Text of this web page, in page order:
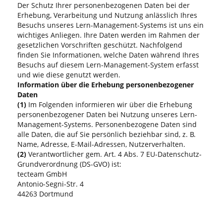
Der Schutz Ihrer personenbezogenen Daten bei der
Erhebung, Verarbeitung und Nutzung anlässlich Ihres
Besuchs unseres Lern-Management-Systems ist uns ein
wichtiges Anliegen. Ihre Daten werden im Rahmen der
gesetzlichen Vorschriften geschützt. Nachfolgend
finden Sie Informationen, welche Daten während Ihres
Besuchs auf diesem Lern-Management-System erfasst
und wie diese genutzt werden.
Information über die Erhebung personenbezogener
Daten
(1) Im Folgenden informieren wir über die Erhebung
personenbezogener Daten bei Nutzung unseres Lern-
Management-Systems. Personenbezogene Daten sind
alle Daten, die auf Sie persönlich beziehbar sind, z. B.
Name, Adresse, E-Mail-Adressen, Nutzerverhalten.
(2) Verantwortlicher gem. Art. 4 Abs. 7 EU-Datenschutz-
Grundverordnung (DS-GVO) ist:
tecteam GmbH
Antonio-Segni-Str. 4
44263 Dortmund